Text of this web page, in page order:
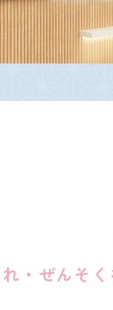
・ぜんそ